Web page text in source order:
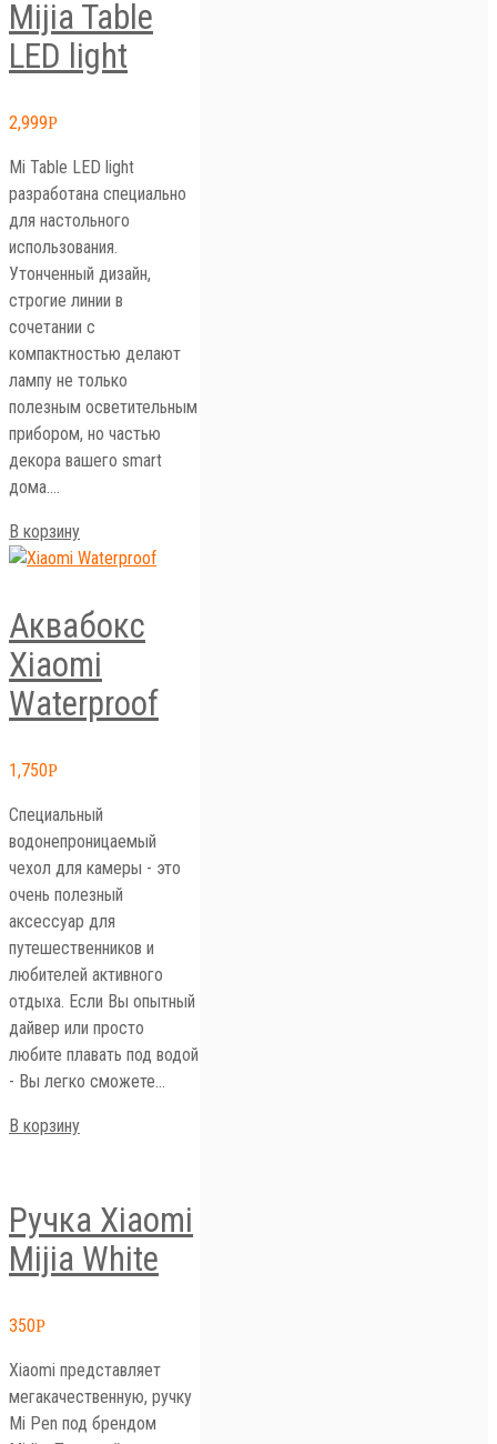
Mijia Table
LED light
2,999Р
Mi Table LED light
разработана специально
для настольного
использования.
Утонченный дизайн,
строгие линии в
сочетании с
компактностью делают
лампу не только
полезным осветительным
прибором, но частью
декора вашего smart
дома.…
В корзину
Аквабокс
Xiaomi
Waterproof
1,750Р
Специальный
водонепроницаемый
чехол для камеры - это
очень полезный
аксессуар для
путешественников и
любителей активного
отдыха. Если Вы опытный
дайвер или просто
любите плавать под водой
- Вы легко сможете…
В корзину
Ручка Xiaomi
Mijia White
350Р
Xiaomi представляет
мегакачественную, ручку
Mi Pen под брендом